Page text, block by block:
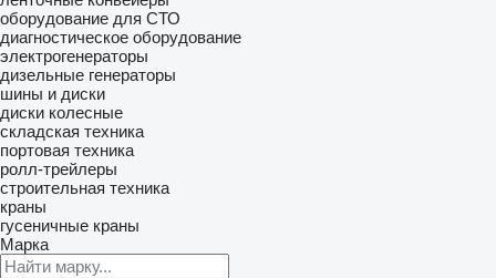
оборудование для СТО
диагностическое оборудование
электрогенераторы
дизельные генераторы
шины и диски
диски колесные
складская техника
портовая техника
ролл-трейлеры
строительная техника
краны
гусеничные краны
Марка